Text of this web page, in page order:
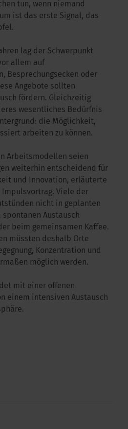
tun, wenn niemand
ist das erste Signal, das
lag der Schwerpunkt
allem auf
Besprechungsecken oder
Angebote sollten
fördern. Gleichzeitig
wesentliches Bedürfnis
die Möglichkeit,
arbeiten zu können.
Arbeitsmodellen seien
weiterhin entscheidend für
und Innovation, erläuterte
Viele der
nicht in geplanten
Austausch
beim gemeinsamen Kaffee.
müssten deshalb Orte
Konzentration und
möglich werden.
mit einer offenen
einem intensiven Austausch